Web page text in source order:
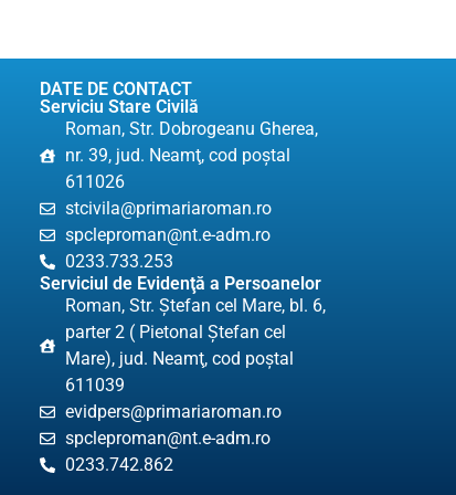
DATE DE CONTACT
Serviciu Stare Civilă
Roman, Str. Dobrogeanu Gherea,
nr. 39, jud. Neamţ, cod poştal
611026
stcivila@primariaroman.ro
spcleproman@nt.e-adm.ro
0233.733.253
Serviciul de Evidenţă a Persoanelor
Roman, Str. Ştefan cel Mare, bl. 6,
parter 2 ( Pietonal Ștefan cel
Mare), jud. Neamţ, cod poştal
611039
evidpers@primariaroman.ro
spcleproman@nt.e-adm.ro
0233.742.862